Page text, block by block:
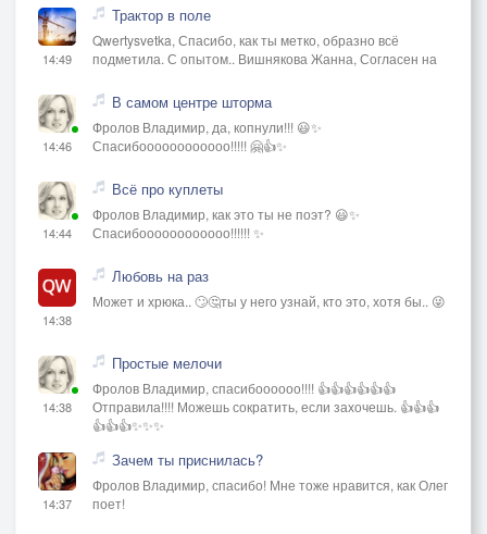
14:49
Трактор в поле
Qwertysvetka, Спасибо, как ты метко, образно всё
подметила. С опытом.. Вишнякова Жанна, Согласен на
14:46
В самом центре шторма
Фролов Владимир, да, копнули!!! 😃✨
Спасибоооооооооооо!!!!! 🤗👍✨
14:44
Всё про куплеты
Фролов Владимир, как это ты не поэт? 😃✨
Спасибоооооооооооо!!!!!! ✨
14:38
Любовь на раз
Может и хрюка.. 🙄🤔ты у него узнай, кто это, хотя бы.. 😜
14:38
Простые мелочи
Фролов Владимир, спасибоооооо!!!! 👍👍👍👍👍👍
Отправила!!!! Можешь сократить, если захочешь. 👍👍👍
👍👍👍✨✨✨
14:37
Зачем ты приснилась?
Фролов Владимир, спасибо! Мне тоже нравится, как Олег
поет!